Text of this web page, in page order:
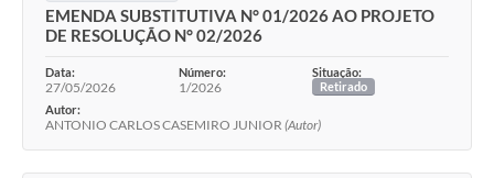
EMENDA SUBSTITUTIVA N° 01/2026 AO PROJETO
DE RESOLUÇÃO N° 02/2026
Data:
27/05/2026
Número:
1/2026
Situação:
Retirado
Autor:
ANTONIO CARLOS CASEMIRO JUNIOR (Autor)